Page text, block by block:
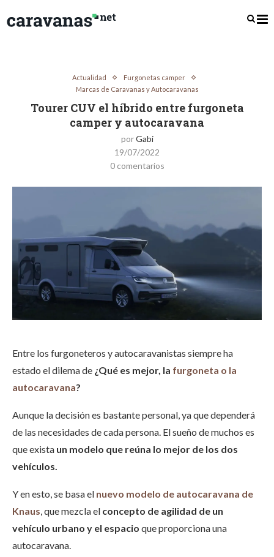
Actualidad
Furgonetas camper
Marcas de Caravanas y Autocaravanas
Tourer CUV el híbrido entre furgoneta
camper y autocaravana
porGabi
19/07/2022
0 comentarios
Entre los furgoneteros y autocaravanistas siempre ha
estado el dilema de ¿Qué es mejor, la furgoneta o la
autocaravana?
Aunque la decisión es bastante personal, ya que dependerá
de las necesidades de cada persona. El sueño de muchos es
que exista un modelo que reúna lo mejor de los dos
vehículos.
Y en esto, se basa el nuevo modelo de autocaravana de
Knaus , que mezcla el concepto de agilidad de un
vehículo urbano y el espacio que proporciona una
autocaravana.